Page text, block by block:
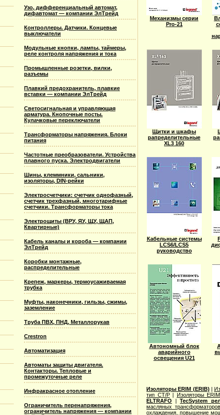
Узо, дифференциальный автомат,
дифавтомат — компании ЭлТрейд
Контроллеры. Датчики. Концевые
выключатели
Модульные кнопки, лампы, таймеры,
реле контроля напряжения и тока
Промышленные розетки, вилки,
разъемы
Плавкий предохранитель, плавкие
вставки — компании ЭлТрейд
Светосигнальная и управляющая
арматура. Кнопочные посты.
Кулачковые переключатели
Трансформаторы напряжения. Блоки
питания
Частотные преобразователи. Устройства
плавного пуска. Электродвигатели
Шины, клеммники, сальники,
изоляторы, DIN-рейки
Электросчетчики: счетчик однофазный,
счетчик трехфазный, многотарифные
счетчики. Трансформаторы тока
Электрощиты (ВРУ, ЯУ, ЩУ, ЩАП,
Квартирные)
Кабель каналы и короба — компании
ЭлТрейд
Коробки монтажные,
распределительные
Крепеж, маркеры, термоусаживаемая
трубка
Муфты, наконечники, гильзы, сжимы,
заземление
Труба ПВХ, ПНД, Металлорукав
Crestron
Автоматизация
Автоматы защиты двигателя.
Контакторы. Тепловые и
промежуточные реле
Инфракрасное отопление
Ограничитель перенапряжения,
ограничитель напряжения — компании
Механизмы серии
Pro-21
Щитки и шкафы
рапределительные
XL3 160
Кабельные системы
LCS6/LCS5
руководство
Автономный блок
аварийного
освещения U21
Изоляторы ERIM (ERIB) |
тип CT/P| Изоляторы
ELTRAFO
|TecSystem
масляных трансформаторов
охлаждения, повышение